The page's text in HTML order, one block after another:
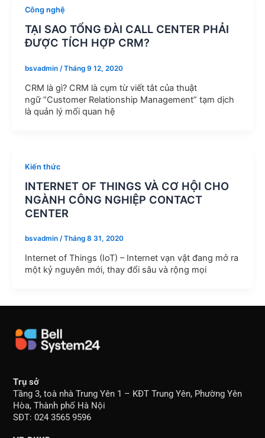
Công nghệ
TẠI SAO TỔNG ĐÀI CALL CENTER PHẢI
ĐƯỢC TÍCH HỢP CRM?
bsvadmin /Tháng 9 12, 2020
CRM là gì? CRM là cụm từ viết tắt của thuật
ngữ “Customer Relationship Management” tạm dịch
là quản lý mối quan hệ
Kiến thức
INTERNET OF THINGS VÀ CƠ HỘI CHO
NGÀNH CÔNG NGHIỆP CONTACT
CENTER
bsvadmin /Tháng 8 31, 2020
Internet of Things (IoT) – Internet vạn vật đang mở ra
một kỷ nguyên mới, thay đổi sâu và rộng mọi
Trụ sở
Tầng 3, toà nhà Trung Yên 1 – KĐT Trung Yên, Phường Yên
Hòa, Thành phố Hà Nội
SĐT: 024 3565 9596